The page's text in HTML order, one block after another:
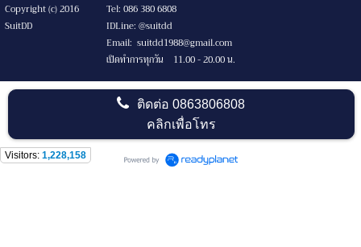
Copyright (c) 2016
Tel: 086 380 6808
SuitDD
IDLine: @suitdd
Email: suitdd1988@gmail.com
เปิดทำการทุกวัน 11.00 - 20.00 น.
ติดต่อ0863806808
คลิกเพื่อโทร
Visitors: 1,228,158